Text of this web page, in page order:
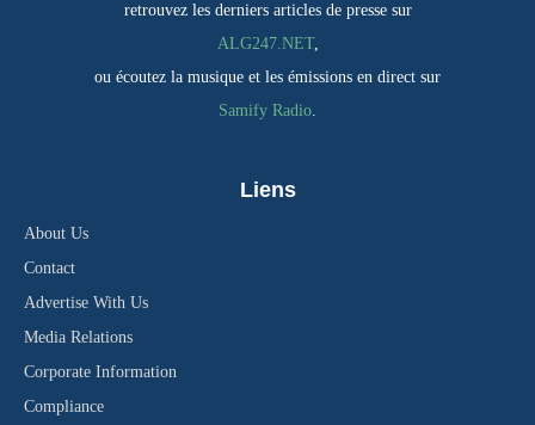
retrouvez les derniers articles de presse sur
ALG247.NET,
ou écoutez la musique et les émissions en direct sur
Samify Radio.
Liens
About Us
Contact
Advertise With Us
Media Relations
Corporate Information
Compliance